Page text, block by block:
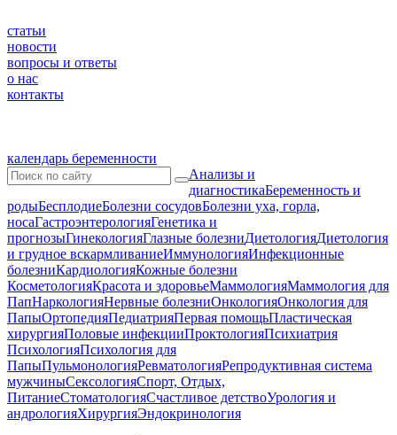
статьи
новости
вопросы и ответы
о нас
контакты
календарь беременности
Анализы и
диагностикаБеременность и
родыБесплодиеБолезни сосудовБолезни уха, горла,
носаГастроэнтерологияГенетика и
прогнозыГинекологияГлазные болезниДиетологияДиетология
и грудное вскармливаниеИммунологияИнфекционные
болезниКардиологияКожные болезни
КосметологияКрасота и здоровьеМаммологияМаммология для
ПапНаркологияНервные болезниОнкологияОнкология для
ПапыОртопедияПедиатрияПервая помощьПластическая
хирургияПоловые инфекцииПроктологияПсихиатрия
ПсихологияПсихология для
ПапыПульмонологияРевматологияРепродуктивная система
мужчиныСексологияСпорт, Отдых,
ПитаниеСтоматологияСчастливое детствоУрология и
андрологияХирургияЭндокринология